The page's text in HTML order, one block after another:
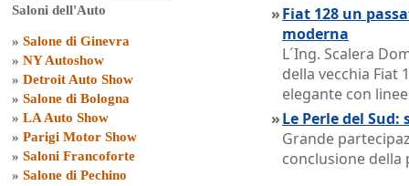
Saloni dell'Auto
» Salone di Ginevra
» NY Autoshow
» Detroit Auto Show
» Salone di Bologna
» LA Auto Show
» Parigi Motor Show
» Saloni Francoforte
» Salone di Pechino
»Fiat 128 un
moderna
L´Ing. Scalera
della vecchia Fiat
elegante con
»Le Perle del
Grande
conclusione della